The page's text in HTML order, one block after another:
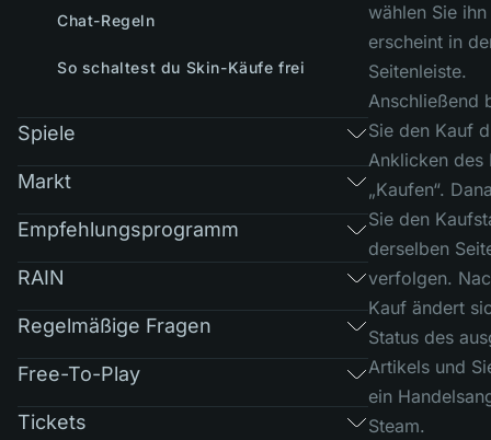
Chat-Regeln
So schaltest du Skin-Käufe frei
Spiele
Markt
Empfehlungsprogramm
RAIN
Regelmäßige Fragen
Free-To-Play
Tickets
wählen Sie
erscheint in
Seitenleiste.
Anschließend
Sie den Kauf
Anklicken des
„Kaufen“.
Sie den
derselben
verfolgen.
Kauf ändert
Status des
Artikels und
ein
Steam.